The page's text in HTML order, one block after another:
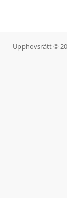
Upphovsrätt ©